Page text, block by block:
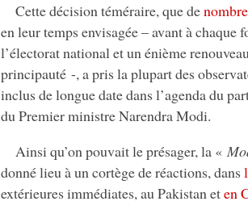
Cette décision téméraire, que de
en leur temps envisagée – avant à chaque
l’électorat national et un énième
principauté -, a pris la plupart des
inclus de longue date dans l’agenda du
du Premier ministre Narendra Modi.
Ainsi qu’on pouvait le présager, la «
donné lieu à un cortège de réactions, dans
extérieures immédiates, au Pakistan eten